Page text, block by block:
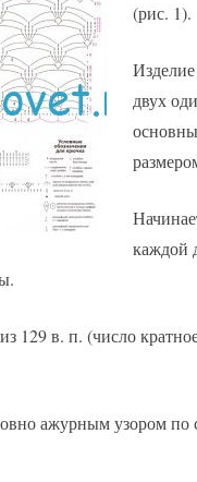
(рис. 1).
двух
каждой
129 в. п. (число
ажурным узором по